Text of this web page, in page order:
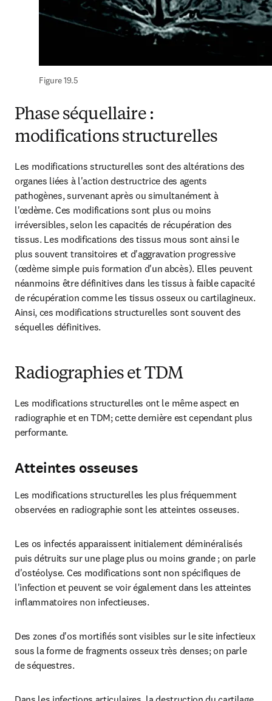
Figure 19.5
Phase séquellaire :
modifications structurelles
Les modifications structurelles sont des altérations des
organes liées à l'action destructrice des agents
pathogènes, survenant après ou simultanément à
l'œdème. Ces modifications sont plus ou moins
irréversibles, selon les capacités de récupération des
tissus. Les modifications des tissus mous sont ainsi le
plus souvent transitoires et d'aggravation progressive
(œdème simple puis formation d'un abcès). Elles peuvent
néanmoins être définitives dans les tissus à faible capacité
de récupération comme les tissus osseux ou cartilagineux.
Ainsi, ces modifications structurelles sont souvent des
séquelles définitives.
Radiographies et TDM
Les modifications structurelles ont le même aspect en
radiographie et en TDM; cette dernière est cependant plus
performante.
Atteintes osseuses
Les modifications structurelles les plus fréquemment
observées en radiographie sont les atteintes osseuses.
Les os infectés apparaissent initialement déminéralisés
puis détruits sur une plage plus ou moins grande ; on parle
d'ostéolyse. Ces modifications sont non spécifiques de
l'infection et peuvent se voir également dans les atteintes
inflammatoires non infectieuses.
Des zones d'os mortifiés sont visibles sur le site infectieux
sous la forme de fragments osseux très denses; on parle
de séquestres.